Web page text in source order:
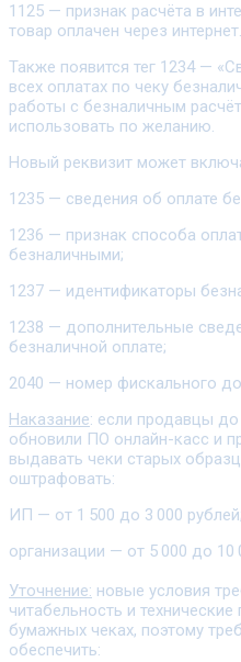
1125 — признак расчёта в
товар оплачен через интернет.
Также появится тег 1234 —
всех оплатах по чеку
работы с безналичным
использовать по желанию.
Новый реквизит может
1235 — сведения об оплате
1236 — признак способа
безналичными;
1237 — идентификаторы
1238 — дополнительные
безналичной оплате;
2040 — номер фискального
Наказание: если продавцы до
обновили ПО онлайн-касс и
выдавать чеки старых
оштрафовать:
ИП — от 1 500 до 3 000 рублей;
организации — от 5 000 до 10
Уточнение: новые условия
читабельность и
бумажных чеках, поэтому
обеспечить: